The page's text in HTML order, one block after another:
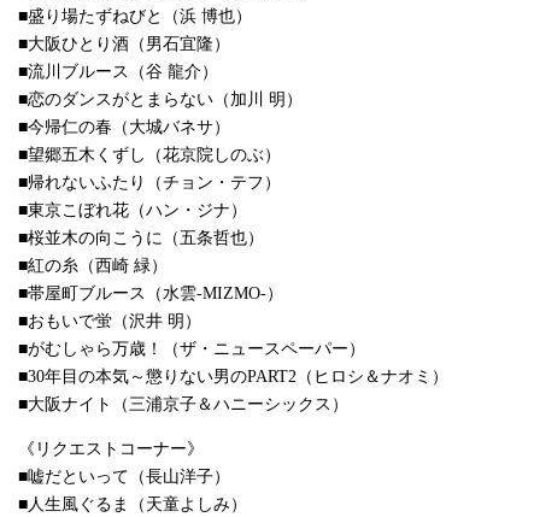
■盛り場たずねびと（浜 博也）
■大阪ひとり酒（男石宜隆）
■流川ブルース（谷 龍介）
■恋のダンスがとまらない（加川 明）
■今帰仁の春（大城バネサ）
■望郷五木くずし（花京院しのぶ）
■帰れないふたり（チョン・テフ）
■東京こぼれ花（ハン・ジナ）
■桜並木の向こうに（五条哲也）
■紅の糸（西崎 緑）
■帯屋町ブルース（水雲-MIZMO-）
■おもいで蛍（沢井 明）
■がむしゃら万歳！（ザ・ニュースペーパー）
■30年目の本気～懲りない男のPART2（ヒロシ＆ナオミ）
■大阪ナイト（三浦京子＆ハニーシックス）
《リクエストコーナー》
■嘘だといって（長山洋子）
■人生風ぐるま（天童よしみ）